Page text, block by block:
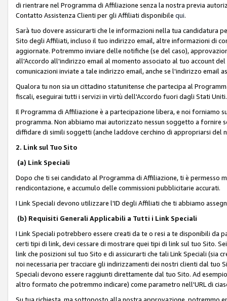
di rientrare nel Programma di Affiliazione senza la nostra previa
Contatto Assistenza Clienti per gli Affiliati disponibile qui.
Sarà tuo dovere assicurarti che le informazioni nella tua candidatura
Sito degli Affiliati, incluso il tuo indirizzo email, altre informazioni di
aggiornate. Potremmo inviare delle notifiche (se del caso),
all'Accordo all'indirizzo email al momento associato al tuo account
comunicazioni inviate a tale indirizzo email, anche se l'indirizzo email
Qualora tu non sia un cittadino statunitense che partecipa al
fiscali, eseguirai tutti i servizi in virtù dell'Accordo fuori dagli Stati
Il Programma di Affiliazione è a partecipazione libera, e noi forniamo
programma. Non abbiamo mai autorizzato nessun soggetto a fornire
diffidare di simili soggetti (anche laddove cerchino di appropriarsi
2. Link sul Tuo Sito
(a) Link Speciali
Dopo che ti sei candidato al Programma di Affiliazione, ti è permesso
rendicontazione, e accumulo delle commissioni pubblicitarie accurati.
I Link Speciali devono utilizzare l'ID degli Affiliati che ti abbiamo
(b) Requisiti Generali Applicabili a Tutti i Link Speciali
I Link Speciali potrebbero essere creati da te o resi a te disponibili
certi tipi di link, devi cessare di mostrare quei tipi di link sul tuo Sito.
link che posizioni sul tuo Sito e di assicurarti che tali Link Speciali
noi necessaria per tracciare gli indirizzamenti dei nostri clienti dal tuo
Speciali devono essere raggiunti direttamente dal tuo Sito. Ad
altro formato che potremmo indicare) come parametro nell'URL di
Su tua richiesta, ma sottoposto alla nostra approvazione,